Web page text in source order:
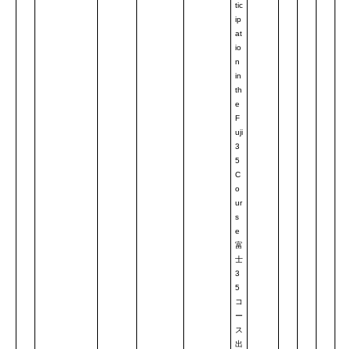
tic
ip
at
io
n
in
th
e
F
uji
3
5
C
o
ur
s
e
富
士
3
5
コ
ー
ス
出